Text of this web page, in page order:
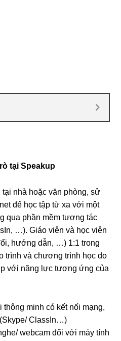
tại Speakup
nhà hoặc văn phòng, sử
để học tập từ xa với một
qua phần mềm tương tác
…). Giáo viên và học viên
hướng dẫn, …) 1:1 trong
trình và chương trình học do
với năng lực tương ứng của
thông minh có kết nối mạng,
ClassIn…)
webcam đối với máy tính